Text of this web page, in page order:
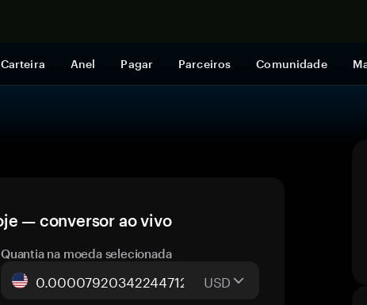
Carteira Anel Pagar Parceiros Comunidade
— conversor ao vivo
Quantia na moeda selecionada
USD